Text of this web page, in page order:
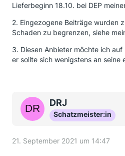
Lieferbeginn 18.10. bei DEP
2. Eingezogene Beiträge wurden
Schaden zu begrenzen, siehe
3. Diesen Anbieter möchte ich
er sollte sich wenigstens an seine
DRJ
Schatzmeister:in
21. September 2021 um 14:47